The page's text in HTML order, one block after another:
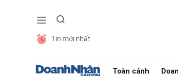
Tin mới nhất
Toàn cảnh